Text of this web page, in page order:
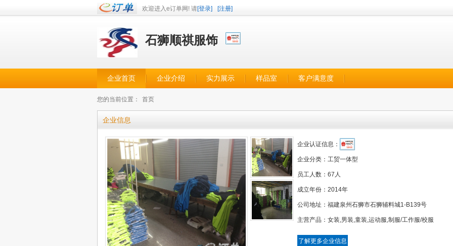
欢迎进入e订单网! 请[登录] [注册]
石狮顺祺服饰
企业首页 企业介绍 实力展示 样品室 客户满意度
您的当前位置： 首页
企业信息
企业认证信息：
企业分类： 工贸一体型
员工人数： 67人
成立年份： 2014年
公司地址： 福建泉州石狮市石狮辅料城1-B139号
主营产品： 女装,男装,童装,运动服,制服/工作服/校服
了解更多企业信息